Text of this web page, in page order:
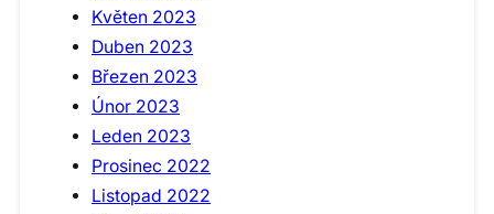
Květen 2023
Duben 2023
Březen 2023
Únor 2023
Leden 2023
Prosinec 2022
Listopad 2022